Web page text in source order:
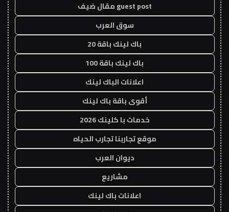
guest post مقال ضيف
سوق العرب
باك لينك باقة 20
باك لينك باقة 100
اعلانات الباك لينك
أقوى باقة باك لينك
خدمات با كلينك 2026
موقع تجاربنا تجارب الحياه
ديوان العرب
مشاريع
اعلانات باك لينك